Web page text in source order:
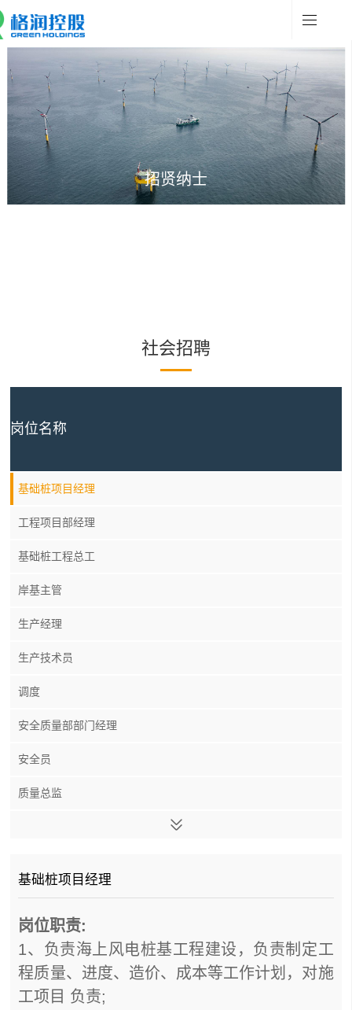
招贤纳士
社会招聘
岗位名称
基础桩项目经理
工程项目部经理
基础桩工程总工
岸基主管
生产经理
生产技术员
调度
安全质量部部门经理
安全员
质量总监
基础桩项目经理
岗位职责:
1、负责海上风电桩基工程建设，负责制定工
程质量、进度、造价、成本等工作计划，对施
工项目 负责;